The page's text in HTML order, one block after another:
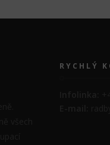
RYCHLÝ